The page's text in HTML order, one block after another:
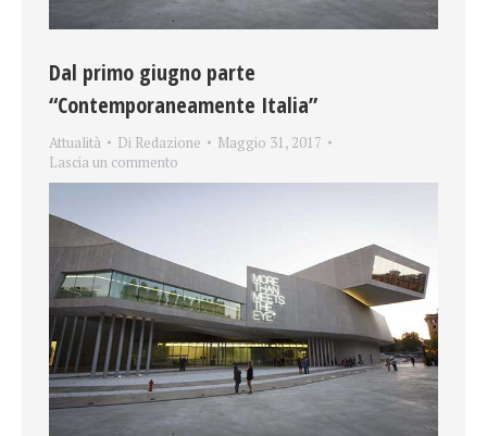
Dal primo giugno parte
“Contemporaneamente Italia”
Attualità Di Redazione
Maggio 31, 2017
Lascia un commento